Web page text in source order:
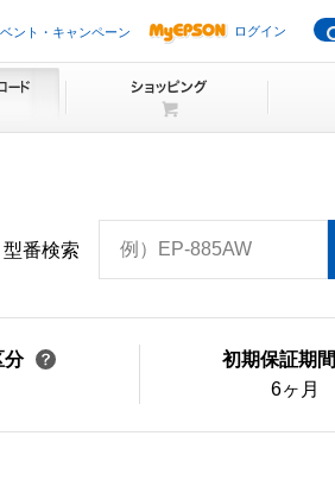
ント・キャンペーン ログイン
型番検索 例）EP-885AW
分
初期保証期間
6ヶ月